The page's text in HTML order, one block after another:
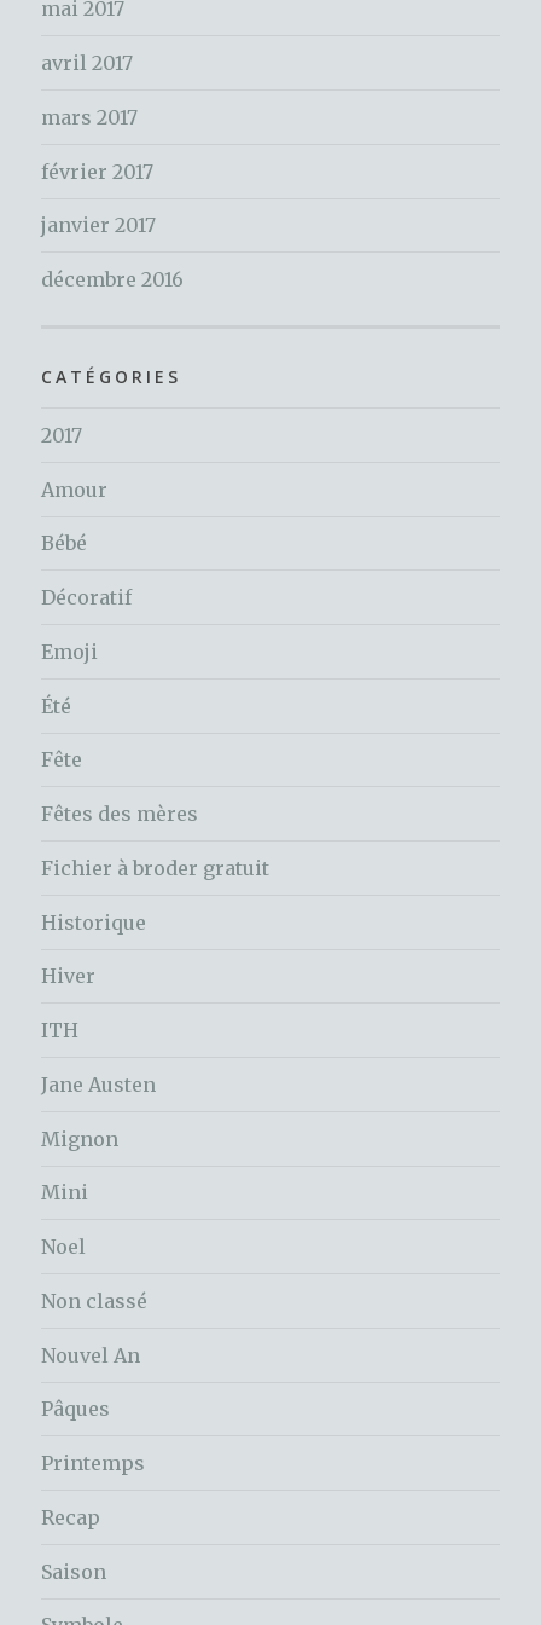
mai 2017
avril 2017
mars 2017
février 2017
janvier 2017
décembre 2016
CATÉGORIES
2017
Amour
Bébé
Décoratif
Emoji
Été
Fête
Fêtes des mères
Fichier à broder gratuit
Historique
Hiver
ITH
Jane Austen
Mignon
Mini
Noel
Non classé
Nouvel An
Pâques
Printemps
Recap
Saison